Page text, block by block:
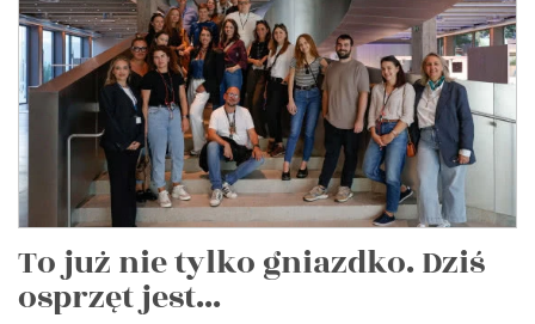
To już nie tylko gniazdko. Dziś
osprzęt jest...